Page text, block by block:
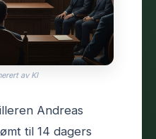
av KI
Andreas
til 14 dagers